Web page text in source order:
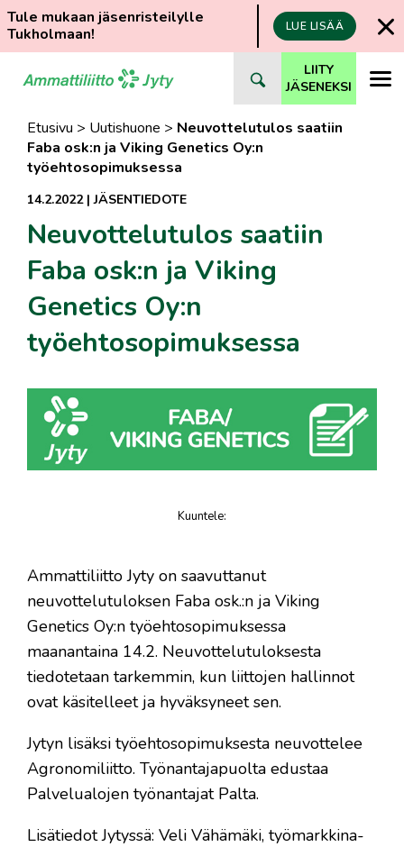
Tule mukaan jäsenristeilylle
Tukholmaan!
LUE LISÄÄ
suoraan
LIITY
JÄSENEKSI
Etusivu > Uutishuone > Neuvottelutulos saatiin
Faba osk:n ja Viking Genetics Oy:n
työehtosopimuksessa
14.2.2022|JÄSENTIEDOTE
Neuvottelutulos saatiin
Faba osk:n ja Viking
Genetics Oy:n
työehtosopimuksessa
Kuuntele:
​Ammattiliitto Jyty on saavuttanut
neuvottelutuloksen Faba osk.:n ja Viking
Genetics Oy:n työehtosopimuksessa
maanantaina 14.2. Neuvottelutuloksesta
tiedotetaan tarkemmin, kun liittojen hallinnot
ovat käsitelleet ja hyväksyneet sen.
Jytyn lisäksi työehtosopimuksesta neuvottelee
Agronomiliitto. Työnantajapuolta edustaa
Palvelualojen työnantajat Palta.
Lisätiedot Jytyssä: Veli Vähämäki, työmarkkina-